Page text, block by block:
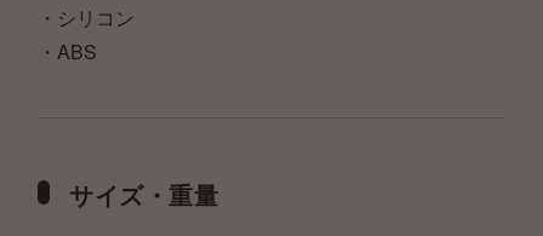
・シリコン
・ABS
サイズ・重量